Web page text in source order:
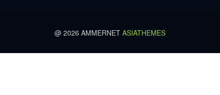
@ 2026 AMMERNET ASIATHEMES